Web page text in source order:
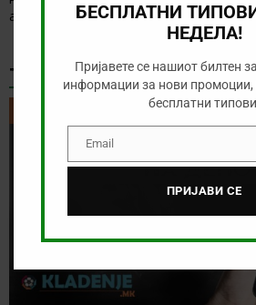
анализираме дуелот од исландската
ТИКЕТ НА ДЕНОТ
БЕСПЛАТНИ
НЕДЕЛА!
Пријавете се нашиот билтен
информации за нови промоции,
бесплатни
EmailEmail
ПРИЈАВИ СЕ